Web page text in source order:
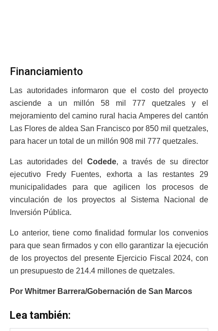
Financiamiento
Las autoridades informaron que el costo del proyecto
asciende a un millón 58 mil 777 quetzales y el
mejoramiento del camino rural hacia Amperes del cantón
Las Flores de aldea San Francisco por 850 mil quetzales,
para hacer un total de un millón 908 mil 777 quetzales.
Las autoridades del Codede, a través de su director
ejecutivo Fredy Fuentes, exhorta a las restantes 29
municipalidades para que agilicen los procesos de
vinculación de los proyectos al Sistema Nacional de
Inversión Pública.
Lo anterior, tiene como finalidad formular los convenios
para que sean firmados y con ello garantizar la ejecución
de los proyectos del presente Ejercicio Fiscal 2024, con
un presupuesto de 214.4 millones de quetzales.
Por Whitmer Barrera/Gobernación de San Marcos
Lea también: